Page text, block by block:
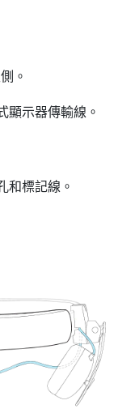
。
顯示器傳輸線。
和標記線。